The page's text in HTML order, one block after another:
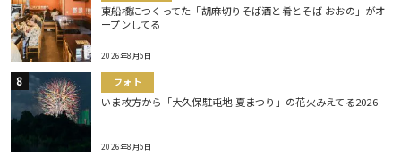
東船橋につくってた「胡麻切りそば酒と肴とそば おおの」がオ
ープンしてる
2026年8月5日
フォト
いま枚方から「大久保駐屯地 夏まつり」の花火みえてる2026
2026年8月5日